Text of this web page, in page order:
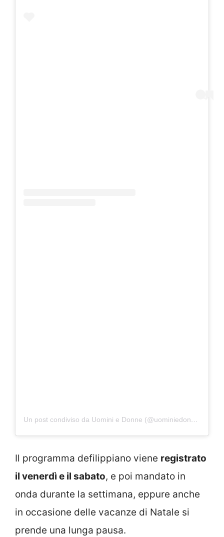
Un post condiviso da Uomini e Donne (@uominiedonne)
Il programma defilippiano viene registrato
il venerdì e il sabato, e poi mandato in
onda durante la settimana, eppure anche
in occasione delle vacanze di Natale si
prende una lunga pausa.